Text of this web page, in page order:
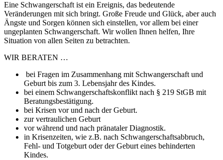
Eine Schwangerschaft ist ein Ereignis, das bedeutende
Veränderungen mit sich bringt. Große Freude und Glück, aber auch
Ängste und Sorgen können sich einstellen, vor allem bei einer
ungeplanten Schwangerschaft. Wir wollen Ihnen helfen, Ihre
Situation von allen Seiten zu betrachten.
WIR BERATEN …
bei Fragen im Zusammenhang mit Schwangerschaft und
Geburt bis zum 3. Lebensjahr des Kindes.
bei einem Schwangerschaftskonflikt nach § 219 StGB mit
Beratungsbestätigung.
bei Krisen vor und nach der Geburt.
zur vertraulichen Geburt
vor während und nach pränataler Diagnostik.
in Krisenzeiten, wie z.B. nach Schwangerschaftsabbruch,
Fehl- und Totgeburt oder der Geburt eines behinderten
Kindes.